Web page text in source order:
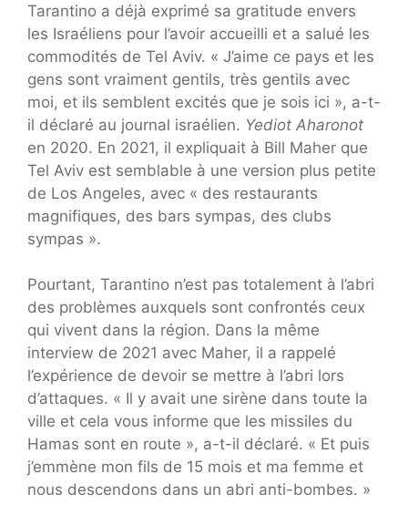
Tarantino a déjà exprimé sa gratitude envers
les Israéliens pour l’avoir accueilli et a salué les
commodités de Tel Aviv. « J’aime ce pays et les
gens sont vraiment gentils, très gentils avec
moi, et ils semblent excités que je sois ici », a-t-
il déclaré au journal israélien. Yediot Aharonot
en 2020. En 2021, il expliquait à Bill Maher que
Tel Aviv est semblable à une version plus petite
de Los Angeles, avec « des restaurants
magnifiques, des bars sympas, des clubs
sympas ».
Pourtant, Tarantino n’est pas totalement à l’abri
des problèmes auxquels sont confrontés ceux
qui vivent dans la région. Dans la même
interview de 2021 avec Maher, il a rappelé
l’expérience de devoir se mettre à l’abri lors
d’attaques. « Il y avait une sirène dans toute la
ville et cela vous informe que les missiles du
Hamas sont en route », a-t-il déclaré. « Et puis
j’emmène mon fils de 15 mois et ma femme et
nous descendons dans un abri anti-bombes. »